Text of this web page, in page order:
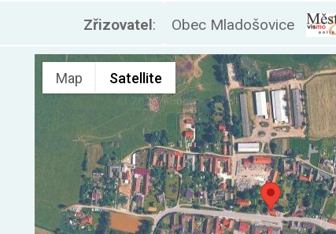
Zřizovatel: Obec Mladošovice